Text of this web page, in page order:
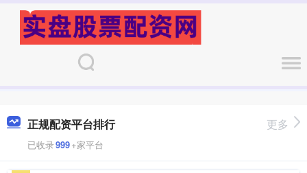
正规配资平台排行
已收录999+家平台
更多